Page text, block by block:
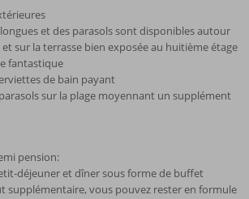
longues et des parasols sont disponibles autour
et sur la terrasse bien exposée au huitième étage
fantastique
de bain payant
sur la plage moyennant un supplément
pension:
déjeuner et dîner sous forme de buffet
supplémentaire, vous pouvez rester en formule